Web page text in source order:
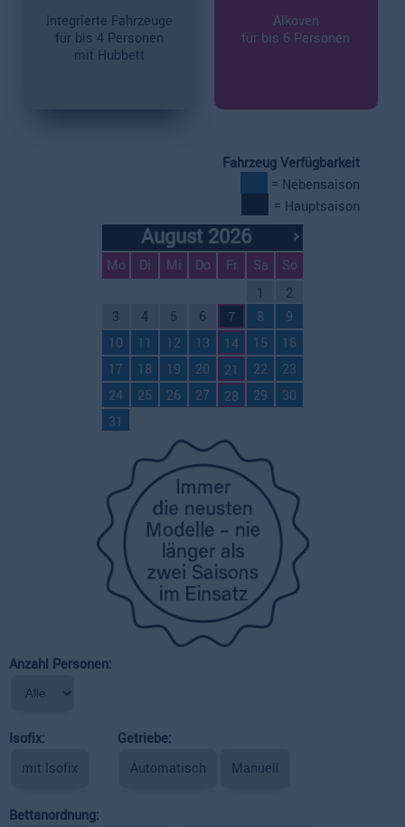
Integrierte Fahrzeuge
für bis 4 Personen
mit Hubbett
Alkoven
für bis 6 Personen
Fahrzeug Verfügbarkeit
= Nebensaison
= Hauptsaison
August 2026
Mo Di Mi Do Fr Sa
So
1
2
3
4 5 6 7 8
9
10
11 12 13 14 15
16
17
18 19 20 21 22
23
24
25 26 27 28 29
30
31
Anzahl Personen:
Isofix:
mit Isofix
Getriebe:
Automatisch
Manuell
Bettanordnung: